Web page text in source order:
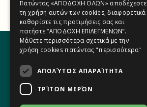
Η Ομάδα μας
Φόρμα Επικοινωνίας
Πατώντας «ΑΠΟΔΟΧΗ ΟΛΩΝ» αποδέχεστε
τη χρήση αυτών των cookies, διαφορετικά
καθορίστε τις προτιμήσεις σας και
πατήστε “ΑΠΟΔΟΧΗ ΕΠΙΛΕΓΜΕΝΩΝ”.
Μάθετε περισσότερα σχετικά με την
χρήση cookies πατώντας "περισσότερα"
ΑΠΟΛΎΤΩΣ ΑΠΑΡΑΊΤΗΤΑ
ΤΡΊΤΩΝ ΜΕΡΏΝ